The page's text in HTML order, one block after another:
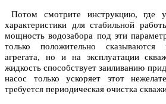
Потом смотрите инструкцию, где
характеристики для стабильной
мощность водозабора под эти
только положительно сказываются
агрегата, но и на эксплуатации
жидкость способствует заиливанию
насос только ускоряет этот
требуется периодическая очистка